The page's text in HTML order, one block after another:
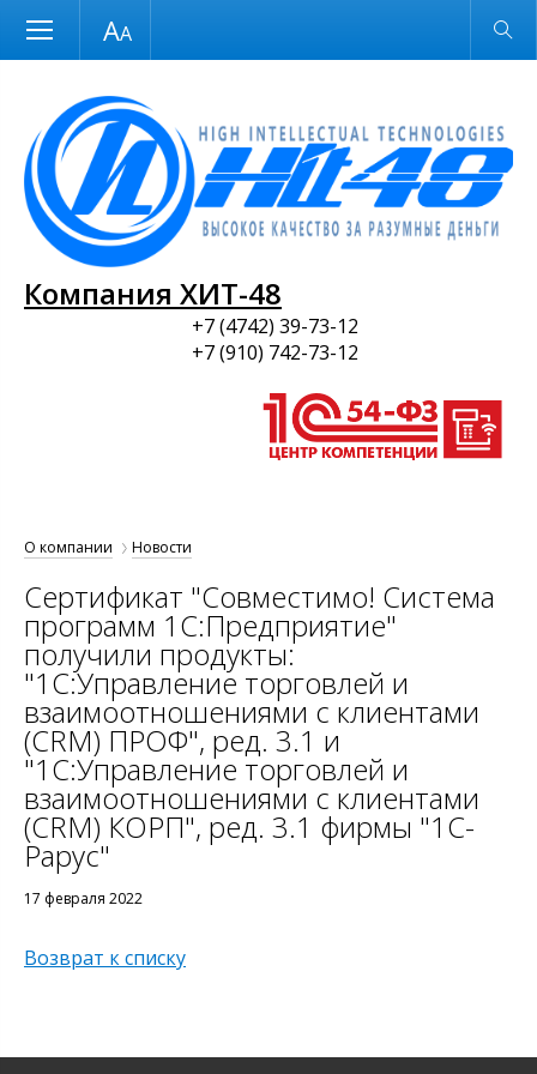
Размер шрифта Обычная версия
Компания ХИТ-48
+7 (4742) 39-73-12
+7 (910) 742-73-12
О компании Новости
Сертификат "Совместимо! Система
программ 1С:Предприятие"
получили продукты:
"1С:Управление торговлей и
взаимоотношениями с клиентами
(CRM) ПРОФ", ред. 3.1 и
"1С:Управление торговлей и
взаимоотношениями с клиентами
(CRM) КОРП", ред. 3.1 фирмы "1C-
Рарус"
17 февраля 2022
Возврат к списку